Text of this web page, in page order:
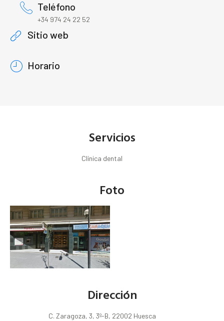
Teléfono
+34 974 24 22 52
Sitio web
Horario
Servicios
Clínica dental
Foto
Dirección
C. Zaragoza, 3, 3º-B, 22002 Huesca